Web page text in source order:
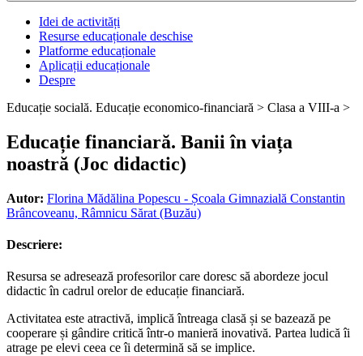
Idei de activități
Resurse educaționale deschise
Platforme educaționale
Aplicații educaționale
Despre
Educație socială. Educație economico-financiară > Clasa a VIII-a >
Educație financiară. Banii în viața
noastră (Joc didactic)
Autor: Florina Mădălina Popescu - Școala Gimnazială Constantin
Brâncoveanu, Râmnicu Sărat (Buzău)
Descriere:
Resursa se adresează profesorilor care doresc să abordeze jocul
didactic în cadrul orelor de educație financiară.
Activitatea este atractivă, implică întreaga clasă și se bazează pe
cooperare și gândire critică într-o manieră inovativă. Partea ludică îi
atrage pe elevi ceea ce îi determină să se implice.